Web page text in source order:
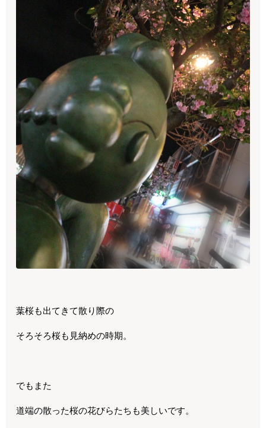
葉桜も出てきて散り際の
そろそろ桜も見納めの時期。
でもまた
道端の散った桜の花びらたちも美しいです。